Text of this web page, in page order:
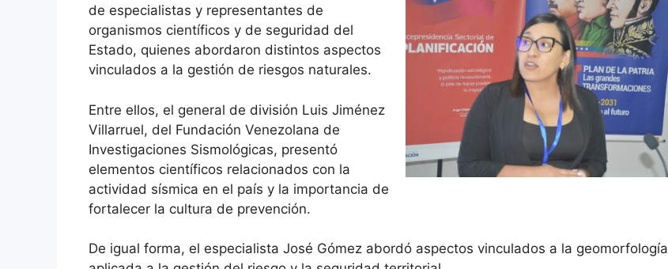
de especialistas y representantes de
organismos científicos y de seguridad del
Estado, quienes abordaron distintos aspectos
vinculados a la gestión de riesgos naturales.
Entre ellos, el general de división Luis Jiménez
Villarruel, del Fundación Venezolana de
Investigaciones Sismológicas, presentó
elementos científicos relacionados con la
actividad sísmica en el país y la importancia de
fortalecer la cultura de prevención.
De igual forma, el especialista José Gómez abordó aspectos vinculados a la geomorfología